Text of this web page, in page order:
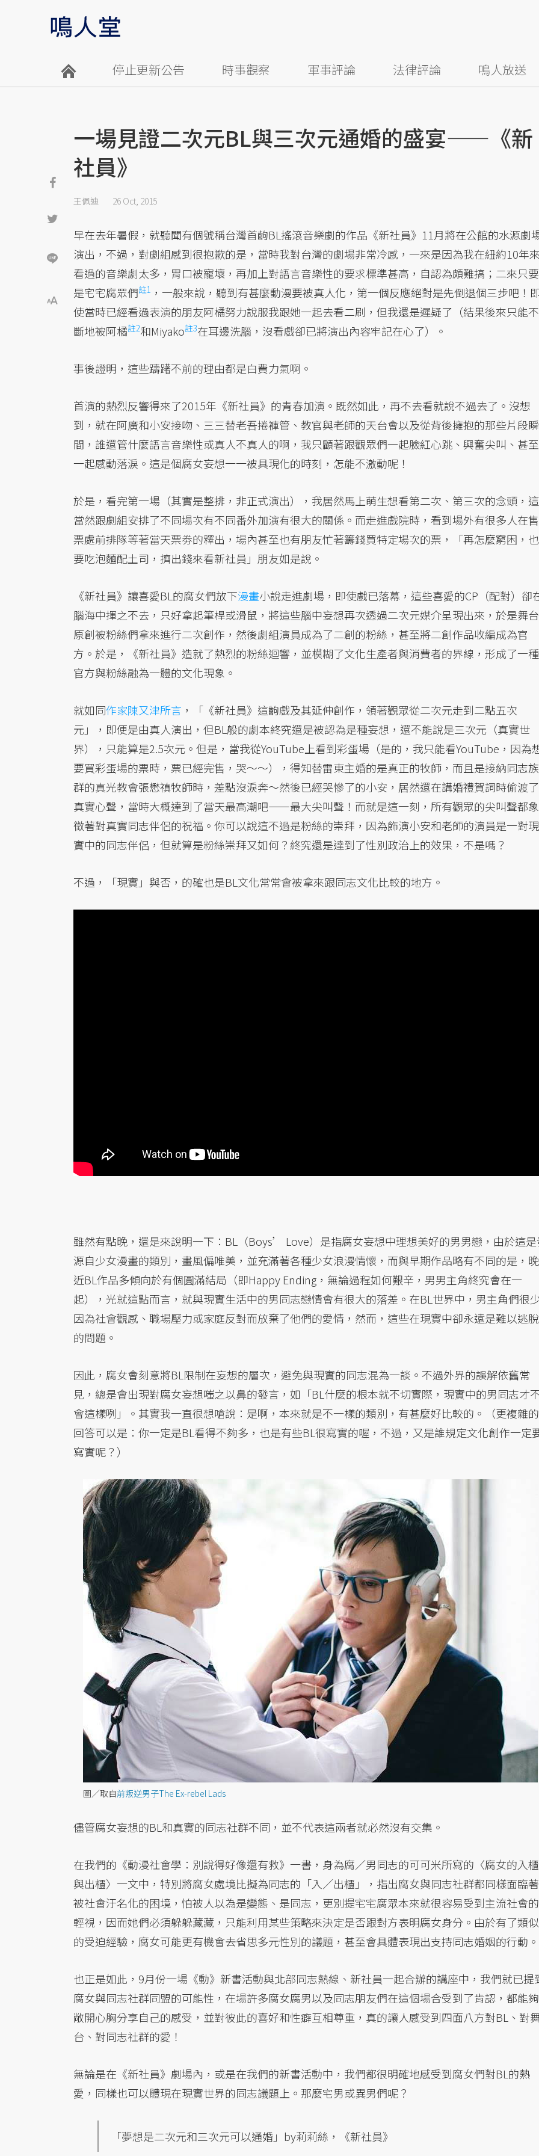
停止更新公告 時事觀察 軍事評論 法律評論 鳴人放送
一場見證二次元BL與三次元通婚的盛宴——《新
社員》
王佩迪 26 Oct, 2015
早在去年暑假，就聽聞有個號稱台灣首齣BL搖滾音樂劇的作品《新社員》11月將在公館的水源劇
演出，不過，對劇組感到很抱歉的是，當時我對台灣的劇場非常冷感，一來是因為我在紐約10年
看過的音樂劇太多，胃口被寵壞，再加上對語言音樂性的要求標準甚高，自認為頗難搞；二來只要
是宅宅腐眾們註1 ，一般來說，聽到有甚麼動漫要被真人化，第一個反應絕對是先倒退個三步吧！
使當時已經看過表演的朋友阿橘努力說服我跟她一起去看二刷，但我還是遲疑了（結果後來只能不
斷地被阿橘註2和Miyako註3在耳邊洗腦，沒看戲卻已將演出內容牢記在心了）。
事後證明，這些躊躇不前的理由都是白費力氣啊。
首演的熱烈反響得來了2015年《新社員》的青春加演。既然如此，再不去看就說不過去了。沒想
到，就在阿廣和小安接吻、三三替老吾捲褲管、教官與老師的天台會以及從背後擁抱的那些片段瞬
間，誰還管什麼語言音樂性或真人不真人的啊，我只顧著跟觀眾們一起臉紅心跳、興奮尖叫、甚至
一起感動落淚。這是個腐女妄想一一被具現化的時刻，怎能不激動呢！
於是，看完第一場（其實是整排，非正式演出），我居然馬上萌生想看第二次、第三次的念頭，這
當然跟劇組安排了不同場次有不同番外加演有很大的關係。而走進戲院時，看到場外有很多人在售
票處前排隊等著當天票劵的釋出，場內甚至也有朋友忙著籌錢買特定場次的票，「再怎麼窮困，也
要吃泡麵配土司，擠出錢來看新社員」朋友如是說。
《新社員》讓喜愛BL的腐女們放下漫畫小說走進劇場，即使戲已落幕，這些喜愛的CP（配對）卻
腦海中揮之不去，只好拿起筆桿或滑鼠，將這些腦中妄想再次透過二次元媒介呈現出來，於是舞台
原創被粉絲們拿來進行二次創作，然後劇組演員成為了二創的粉絲，甚至將二創作品收編成為官
方。於是，《新社員》造就了熱烈的粉絲迴響，並模糊了文化生產者與消費者的界線，形成了一種
官方與粉絲融為一體的文化現象。
就如同作家陳又津所言 ，「《新社員》這齣戲及其延伸創作，領著觀眾從二次元走到二點五次
元」，即便是由真人演出，但BL般的劇本終究還是被認為是種妄想，還不能說是三次元（真實世
界），只能算是2.5次元。但是，當我從YouTube上看到彩蛋場（是的，我只能看YouTube，因為
要買彩蛋場的票時，票已經完售，哭～～），得知替雷東主婚的是真正的牧師，而且是接納同志族
群的真光教會張懋禛牧師時，差點沒淚奔～然後已經哭慘了的小安，居然還在講婚禮賀詞時偷渡了
真實心聲，當時大概達到了當天最高潮吧——最大尖叫聲！而就是這一刻，所有觀眾的尖叫聲都象
徵著對真實同志伴侶的祝福。你可以說這不過是粉絲的崇拜，因為飾演小安和老師的演員是一對現
實中的同志伴侶，但就算是粉絲崇拜又如何？終究還是達到了性別政治上的效果，不是嗎？
不過，「現實」與否，的確也是BL文化常常會被拿來跟同志文化比較的地方。
雖然有點晚，還是來說明一下：BL（Boys’ Love）是指腐女妄想中理想美好的男男戀，由於這
源自少女漫畫的類別，畫風偏唯美，並充滿著各種少女浪漫情懷，而與早期作品略有不同的是，晚
近BL作品多傾向於有個圓滿結局（即Happy Ending，無論過程如何艱辛，男男主角終究會在一
起），光就這點而言，就與現實生活中的男同志戀情會有很大的落差。在BL世界中，男主角們很
因為社會觀感、職場壓力或家庭反對而放棄了他們的愛情，然而，這些在現實中卻永遠是難以逃脫
的問題。
因此，腐女會刻意將BL限制在妄想的層次，避免與現實的同志混為一談。不過外界的誤解依舊常
見，總是會出現對腐女妄想嗤之以鼻的發言，如「BL什麼的根本就不切實際，現實中的男同志才
會這樣咧」。其實我一直很想嗆說：是啊，本來就是不一樣的類別，有甚麼好比較的。（更複雜的
回答可以是：你一定是BL看得不夠多，也是有些BL很寫實的喔，不過，又是誰規定文化創作一定
寫實呢？）
圖／取自前叛逆男子The Ex-rebel Lads
儘管腐女妄想的BL和真實的同志社群不同，並不代表這兩者就必然沒有交集。
在我們的《動漫社會學：別說得好像還有救》一書，身為腐／男同志的可可米所寫的〈腐女的入櫃
與出櫃〉一文中，特別將腐女處境比擬為同志的「入／出櫃」，指出腐女與同志社群都同樣面臨著
被社會汙名化的困境，怕被人以為是變態、是同志，更別提宅宅腐眾本來就很容易受到主流社會的
輕視，因而她們必須躲躲藏藏，只能利用某些策略來決定是否跟對方表明腐女身分。由於有了類似
的受迫經驗，腐女可能更有機會去省思多元性別的議題，甚至會具體表現出支持同志婚姻的行動。
也正是如此，9月份一場《動》新書活動與北部同志熱線、新社員一起合辦的講座中，我們就已提
腐女與同志社群同盟的可能性，在場許多腐女腐男以及同志朋友們在這個場合受到了肯認，都能夠
敞開心胸分享自己的感受，並對彼此的喜好和性癖互相尊重，真的讓人感受到四面八方對BL、對
台、對同志社群的愛！
無論是在《新社員》劇場內，或是在我們的新書活動中，我們都很明確地感受到腐女們對BL的熱
愛，同樣也可以體現在現實世界的同志議題上。那麼宅男或異男們呢？
「夢想是二次元和三次元可以通婚」by莉莉絲，《新社員》